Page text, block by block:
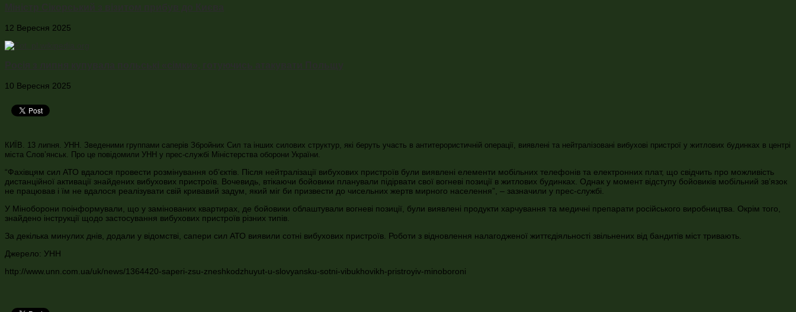
12 Вересня 2025
10 Вересня 2025
КИЇВ. 13 липня. УНН. Зведеними группами саперів Збройних Сил та інших силових структур, які беруть участь в антитерористичній операції, виявлені та нейтралізовані вибухові пристрої у житлових будинках в центрі
міста Слов’янськ. Про це повідомили УНН у прес-службі Міністерства оборони України.
“Фахівцям сил АТО вдалося провести розмінування об’єктів. Після нейтралізації вибухових пристроїв були виявлені елементи мобільних телефонів та електронних плат, що свідчить про можливість
дистанційної активації знайдених вибухових пристроїв. Вочевидь, втікаючи бойовики планували підірвати свої вогневі позиції в житлових будинках. Однак у момент відступу бойовиків мобільний зв’язок
не працював і їм не вдалося реалізувати свій кривавий задум, який міг би призвести до чисельних жертв мирного населення”, – зазначили у прес-службі.
У Міноборони поінформували, що у замінованих квартирах, де бойовики облаштували вогневі позиції, були виявлені продукти харчування та медичні препарати російського виробництва. Окрім того,
знайдено інструкції щодо застосування вибухових пристроїв різних типів.
За декілька минулих днів, додали у відомстві, сапери сил АТО виявили сотні вибухових пристроїв. Роботи з відновлення налагодженої життєдіяльності звільнених від бандитів міст тривають.
Джерело: УНН
http://www.unn.com.ua/uk/news/1364420-saperi-zsu-zneshkodzhuyut-u-slovyansku-sotni-vibukhovikh-pristroyiv-minoboroni